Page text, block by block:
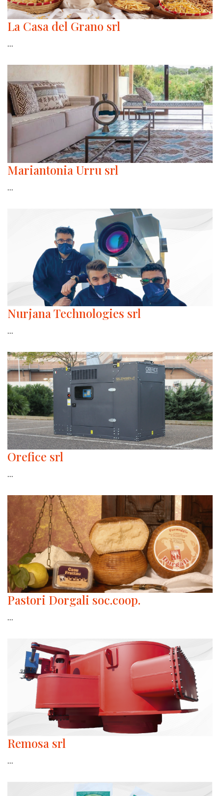
La Casa del Grano srl
...
Mariantonia Urru srl
...
Nurjana Technologies srl
...
Orefice srl
...
Pastori Dorgali soc.coop.
...
Remosa srl
...